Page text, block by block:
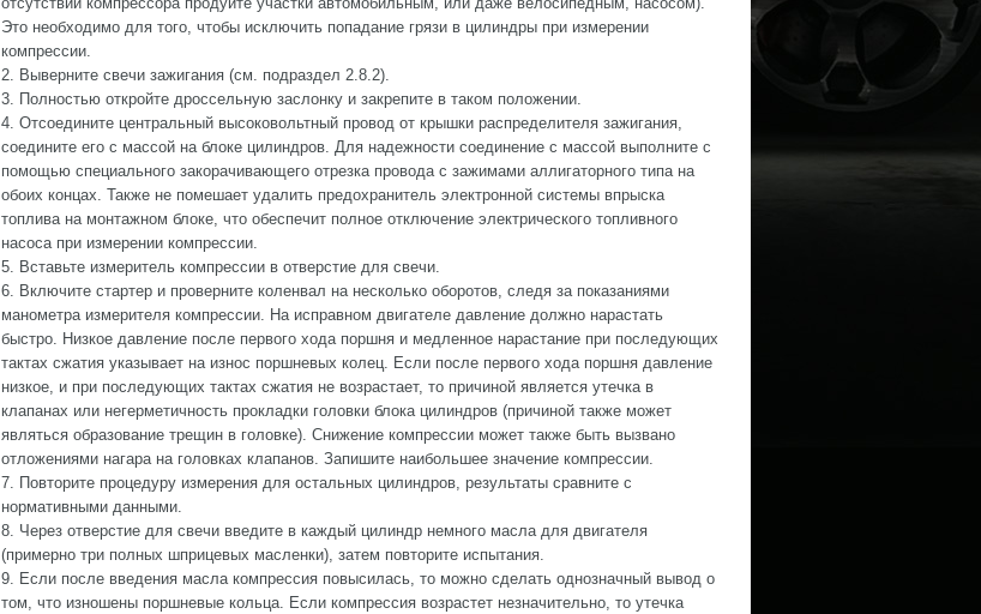
Это необходимо для того, чтобы исключить попадание грязи в цилиндры при измерении
компрессии.
2. Выверните свечи зажигания (см. подраздел 2.8.2).
3. Полностью откройте дроссельную заслонку и закрепите в таком положении.
4. Отсоедините центральный высоковольтный провод от крышки распределителя зажигания,
соедините его с массой на блоке цилиндров. Для надежности соединение с массой выполните с
помощью специального закорачивающего отрезка провода с зажимами аллигаторного типа на
обоих концах. Также не помешает удалить предохранитель электронной системы впрыска
топлива на монтажном блоке, что обеспечит полное отключение электрического топливного
насоса при измерении компрессии.
5. Вставьте измеритель компрессии в отверстие для свечи.
6. Включите стартер и проверните коленвал на несколько оборотов, следя за показаниями
манометра измерителя компрессии. На исправном двигателе давление должно нарастать
быстро. Низкое давление после первого хода поршня и медленное нарастание при последующих
тактах сжатия указывает на износ поршневых колец. Если после первого хода поршня давление
низкое, и при последующих тактах сжатия не возрастает, то причиной является утечка в
клапанах или негерметичность прокладки головки блока цилиндров (причиной также может
являться образование трещин в головке). Снижение компрессии может также быть вызвано
отложениями нагара на головках клапанов. Запишите наибольшее значение компрессии.
7. Повторите процедуру измерения для остальных цилиндров, результаты сравните с
нормативными данными.
8. Через отверстие для свечи введите в каждый цилиндр немного масла для двигателя
(примерно три полных шприцевых масленки), затем повторите испытания.
9. Если после введения масла компрессия повысилась, то можно сделать однозначный вывод о
том, что изношены поршневые кольца. Если компрессия возрастет незначительно, то утечка